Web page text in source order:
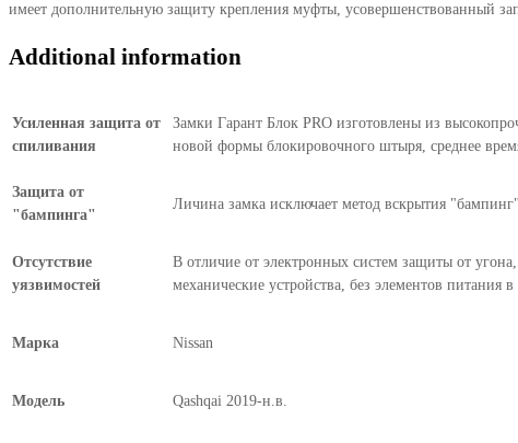
имеет дополнительную защиту крепления муфты, усовершенствованный
Additional information
Усиленная защита от
спиливания
Замки Гарант Блок PRO изготовлены из
новой формы блокировочного штыря, среднее
Защита от
"бампинга"
Личина замка исключает метод вскрытия
Отсутствие
уязвимостей
В отличие от электронных систем защиты от
механические устройства, без элементов питания
Марка Nissan
Модель Qashqai 2019-н.в.